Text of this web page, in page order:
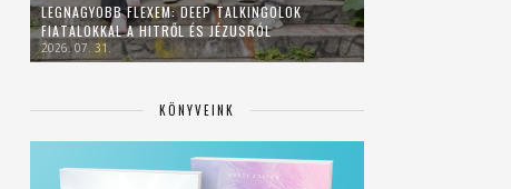
LEGNAGYOBB FLEXEM: DEEP TALKINGOLOK
FIATALOKKAL A HITRŐL ÉS JÉZUSRÓL
2026. 07. 31.
KÖNYVEINK